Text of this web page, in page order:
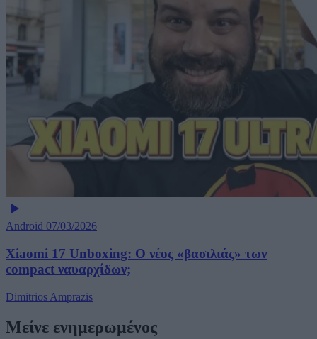
Android 07/03/2026
Xiaomi 17 Unboxing: Ο νέος «βασιλιάς» των
compact ναυαρχίδων;
Dimitrios Amprazis
Μείνε ενημερωμένος